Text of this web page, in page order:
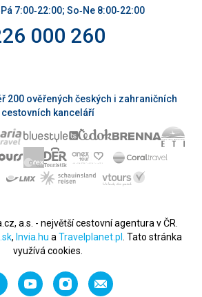
7:00‑22:00; So‑Ne 8:00‑22:00
000 260
200 ověřených českých i zahraničních
cestovních kanceláří
a.s. - největší cestovní agentura v ČR.
, Invia.hu a Travelplanet.pl
. Tato stránka
využívá cookies.
YouTubeInstagramNapište